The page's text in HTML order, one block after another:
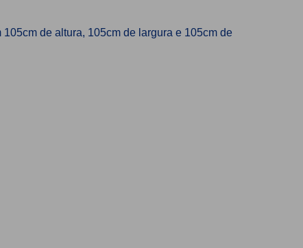
de altura, 105cm de largura e 105cm de